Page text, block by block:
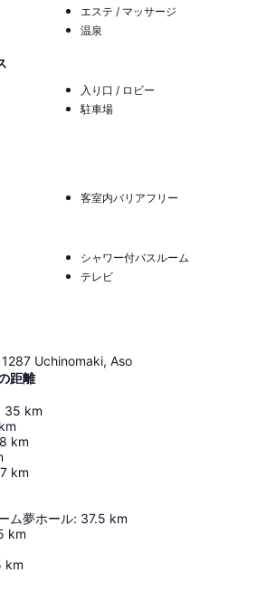
エステ / マッサージ
温泉
入り口 / ロビー
駐車場
客室内バリアフリー
シャワー付バスルーム
テレビ
Uchinomaki, Aso
距離
35 km
km
km
km
ム夢ホール: 37.5 km
km
km